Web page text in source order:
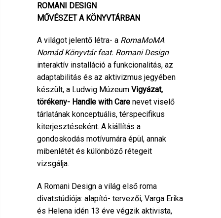
ROMANI DESIGN
MŰVÉSZET A KÖNYVTÁRBAN
A világot jelentő létra- a RomaMoMA
Nomád Könyvtár feat. Romani Design
interaktív installáció a funkcionalitás, az
adaptabilitás és az aktivizmus jegyében
készült, a Ludwig Múzeum Vigyázat,
törékeny- Handle with Care nevet viselő
tárlatának konceptuális, térspecifikus
kiterjesztéseként. A kiállítás a
gondoskodás motívumára épül, annak
mibenlétét és különböző rétegeit
vizsgálja.
A Romani Design a világ első roma
divatstúdiója: alapító- tervezői, Varga Erika
és Helena idén 13 éve végzik aktivista,